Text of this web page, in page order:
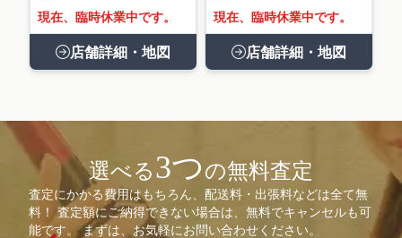
現在、臨時休業中です。
店舗詳細・地図
現在、臨時休業中です。
店舗詳細・地図
選べる3つの無料査定
査定にかかる費用はもちろん、配送料・出張料などは全て無
料！ 査定額にご納得できない場合は、無料でキャンセルも可
能です。 まずは、お気軽にお問い合わせください。